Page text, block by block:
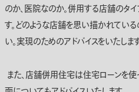
のか、医院なのか。併用する店舗のタ
す。どのような店舗を思い描かれている
い。実現のためのアドバイスをいたします
また、店舗併用住宅は住宅ローンを使